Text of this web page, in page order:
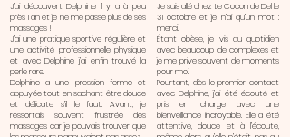
J’ai découvert Delphine il y a à peu
près 1 an et je ne me passe plus de ses
massages !
J’ai une pratique sportive régulière et
une activité professionnelle physique
et avec Delphine j’ai enfin trouvé la
perle rare.
Delphine a une pression ferme et
appuyée tout en sachant être douce
et délicate s’il le faut. Avant, je
ressortais souvent frustrée des
massages car je pouvais trouver que
Je suis allé chez Le Cocon de Del le
31 octobre et je n’ai qu’un mot :
merci.
Étant obèse, je vis au quotidien
avec beaucoup de complexes et
je me prive souvent de moments
pour moi.
Pourtant, dès le premier contact
avec Delphine, j’ai été écouté et
pris en charge avec une
bienveillance incroyable. Elle a été
attentive, douce et à l’écoute,